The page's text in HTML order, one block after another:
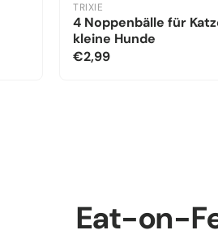
TRIXIE
4 Noppenbälle für
kleine Hunde
€2,99
Eat-on-